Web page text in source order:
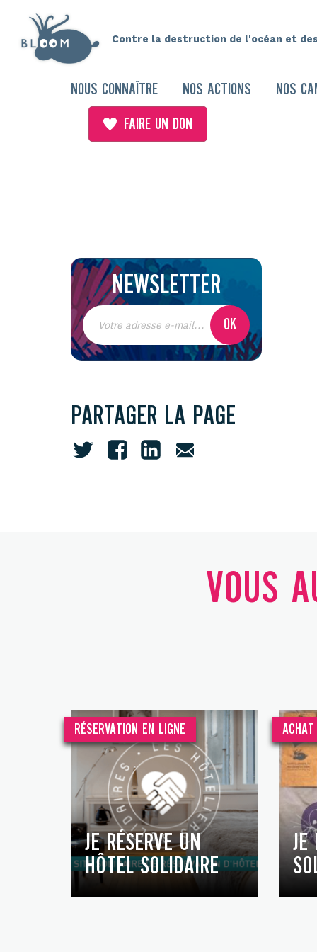
Contre la destruction de l'océan et
NOUS CONNAÎTRE NOS ACTIONS NOS
FAIRE UN DON
NEWSLETTER
PARTAGER LA PAGE
VOUS
RÉSERVATION EN LIGNE
JE RÉSERVE UN
HÔTEL SOLIDAIRE
JE